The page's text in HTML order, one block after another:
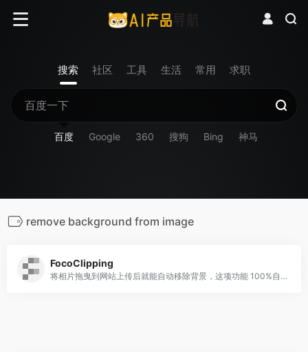
搜索 社区 工具 生活 常用 求职
百度 Google 360 搜狗 Bing 神马
remove background from image
FocoClipping
将相片拖曳到网站上传后就能自动移除背景，这项功能 100%自动化，只要三秒钟就能抠图完成，如果遇到较为复杂的情况也有手动编辑模式可以切换，使用者就能在图片标记出保留、移除的部分，协助机器判断出正确位置。